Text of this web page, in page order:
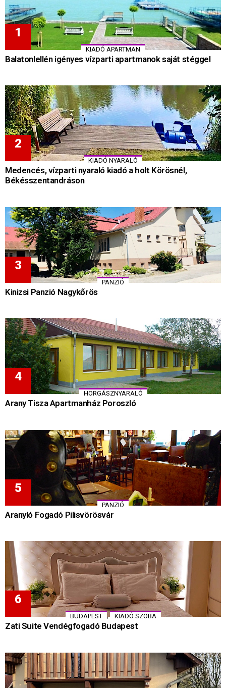
KIADÓ APARTMAN
Balatonlellén igényes vízparti apartmanok saját stéggel
KIADÓ NYARALÓ
Medencés, vízparti nyaraló kiadó a holt Körösnél,
Békésszentandráson
PANZIÓ
Kinizsi Panzió Nagykőrös
HORGÁSZNYARALÓ
Arany Tisza Apartmanház Poroszló
PANZIÓ
Aranyló Fogadó Pilisvörösvár
BUDAPEST , KIADÓ SZOBA
Zati Suite Vendégfogadó Budapest